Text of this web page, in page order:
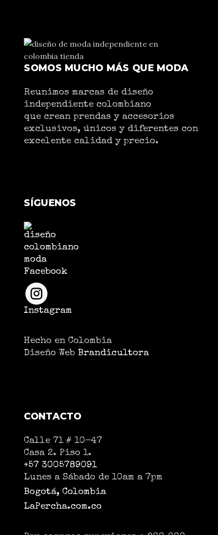
SOMOS MUCHO MÁS QUE MODA
Reunimos marcas de diseño
independiente colombiano
que crean prendas y accesorios
exclusivos, únicos y diferentes con
excelente calidad y precio.
SÍGUENOS
Facebook
Instagram
Hecho en Colombia
Diseño Web Brandicultora
CONTACTO
Calle 71 # 10-47
Casa 2. Piso 1.
+57 3005789091
Lunes a Sábado de 10am a 7pm
Bogotá, Colombia
LaPercha.com.co